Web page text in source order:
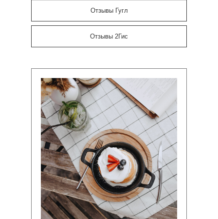
Отзывы Гугл
Отзывы 2Гис